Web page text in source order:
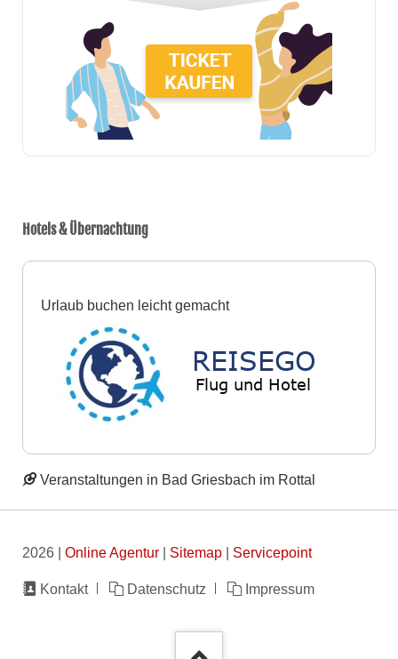
Hotels & Übernachtung
Urlaub buchen leicht gemacht
Veranstaltungen in Bad Griesbach im Rottal
2026 | Online Agentur| Sitemap| Servicepoint
Navigation
Kontakt Datenschutz Impressum